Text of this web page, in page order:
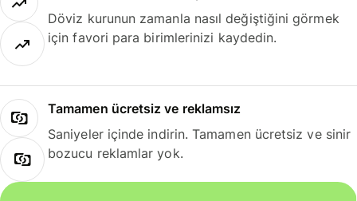
Döviz kurunun zamanla nasıl değiştiğini görmek
için favori para birimlerinizi kaydedin.
Tamamen ücretsiz ve reklamsız
Saniyeler içinde indirin. Tamamen ücretsiz ve sinir
bozucu reklamlar yok.